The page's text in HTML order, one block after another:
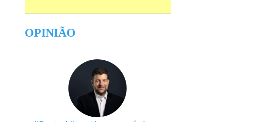
OPINIÃO